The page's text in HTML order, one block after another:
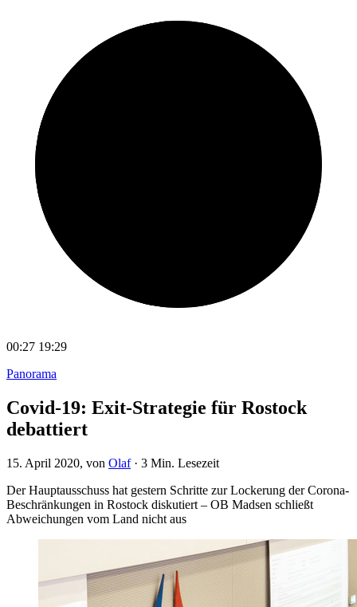
00:27 19:29
Panorama
Covid-19: Exit-Strategie für Rostock
debattiert
15. April 2020, von Olaf· 3 Min. Lesezeit
Der Hauptausschuss hat gestern Schritte zur Lockerung der Corona-
Beschränkungen in Rostock diskutiert – OB Madsen schließt
Abweichungen vom Land nicht aus